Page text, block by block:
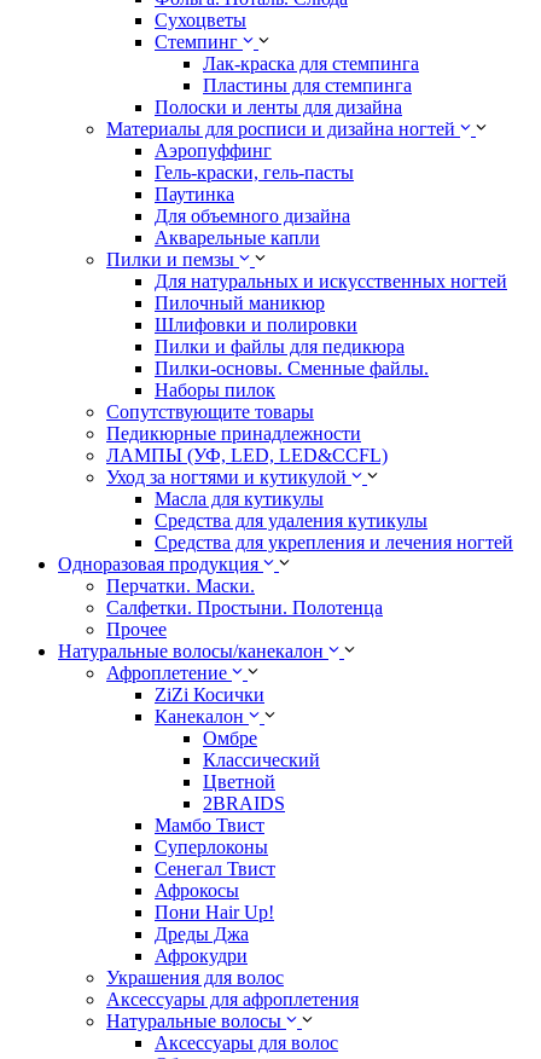
Сухоцветы
Стемпинг
Лак-краска для стемпинга
Пластины для стемпинга
Полоски и ленты для дизайна
Материалы для росписи и дизайна ногтей
Аэропуффинг
Гель-краски, гель-пасты
Паутинка
Для объемного дизайна
Акварельные капли
Пилки и пемзы
Для натуральных и искусственных ногтей
Пилочный маникюр
Шлифовки и полировки
Пилки и файлы для педикюра
Пилки-основы. Сменные файлы.
Наборы пилок
Сопутствующите товары
Педикюрные принадлежности
ЛАМПЫ (УФ, LED, LED&CCFL)
Уход за ногтями и кутикулой
Масла для кутикулы
Средства для удаления кутикулы
Средства для укрепления и лечения ногтей
Одноразовая продукция
Перчатки. Маски.
Салфетки. Простыни. Полотенца
Прочее
Натуральные волосы/канекалон
Афроплетение
ZiZi Косички
Канекалон
Омбре
Классический
Цветной
2BRAIDS
Мамбо Твист
Суперлоконы
Сенегал Твист
Афрокосы
Пони Hair Up!
Дреды Джа
Афрокудри
Украшения для волос
Аксессуары для афроплетения
Натуральные волосы
Аксессуары для волос